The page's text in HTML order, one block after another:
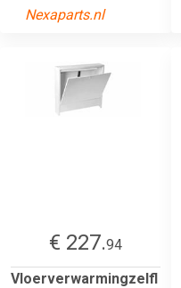
Nexaparts.nl
€ 227.94
Vloerverwarmingzelfl